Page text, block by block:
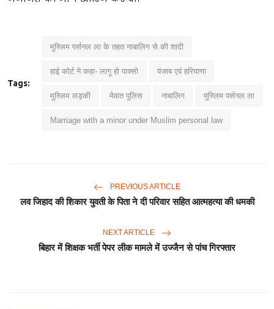
Tags:
मुस्लिम पर्सनल ला के तहत नाबालिग से की शादी
हाई कोर्ट ने कहा- लागू हो पाक्सो पंजाब एवं हरियाणा
मुस्लिम लड़की मेवात पुलिस नाबालिग मुस्लिम पर्सनल ला
Marriage with a minor under Muslim personal law
PREVIOUS ARTICLE
लव जिहाद की शिकार युवती के पिता ने दी परिवार सहित आत्महत्या की धमकी
NEXT ARTICLE
बिहार में शिक्षक भर्ती पेपर लीक मामले में उज्जैन से पांच गिरफ्तार